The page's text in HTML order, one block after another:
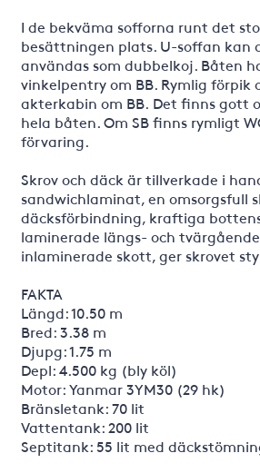
I de bekväma sofforna runt det
besättningen plats. U-soffan kan
användas som dubbelkoj. Båten
vinkelpentry om BB. Rymlig förpik
akterkabin om BB. Det finns gott
hela båten. Om SB finns rymligt
förvaring.
Skrov och däck är tillverkade i
sandwichlaminat, en omsorgsfull
däcksförbindning, kraftiga
laminerade längs- och
inlaminerade skott, ger skrovet
FAKTA
Längd: 10.50 m
Bred: 3.38 m
Djupg: 1.75 m
Depl: 4.500 kg (bly köl)
Motor: Yanmar 3YM30 (29 hk)
Bränsletank: 70 lit
Vattentank: 200 lit
Septitank: 55 lit med